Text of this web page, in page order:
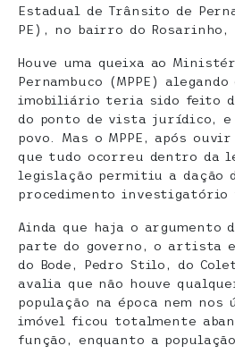
Estadual de Trânsito de
PE), no bairro do Rosarinho,
Houve uma queixa ao
Pernambuco (MPPE)
imobiliário teria sido feito
do ponto de vista jurídico, e
povo. Mas o MPPE, após
que tudo ocorreu dentro da
legislação permitiu a dação
procedimento investigatório
Ainda que haja o argumento
parte do governo, o artista
do Bode, Pedro Stilo, do
avalia que não houve
população na época nem nos
imóvel ficou totalmente
função, enquanto a